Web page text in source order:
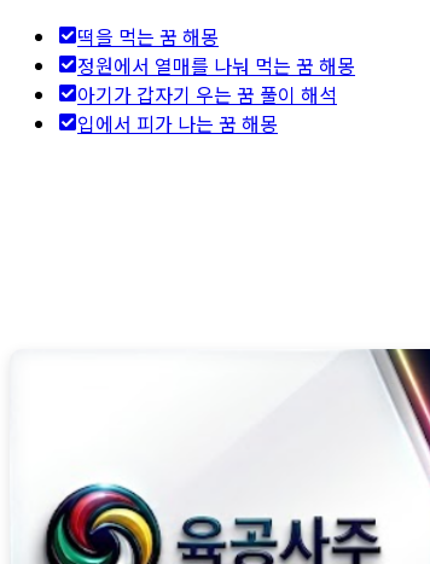
떡을 먹는 꿈 해몽
정원에서 열매를 나눠 먹는 꿈 해몽
아기가 갑자기 우는 꿈 풀이 해석
입에서 피가 나는 꿈 해몽